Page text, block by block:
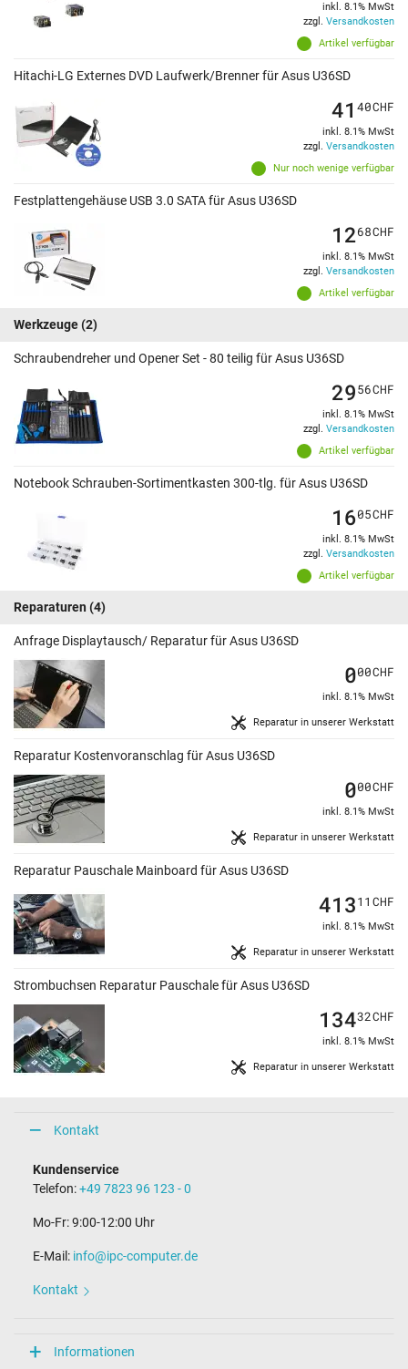
Artikel verfügbar
inkl. 8.1% MwSt
zzgl. Versandkosten
Hitachi-LG Externes DVD Laufwerk/Brenner für Asus U36SD
Nur noch wenige verfügbar
41 40CHF
inkl. 8.1% MwSt
zzgl. Versandkosten
Festplattengehäuse USB 3.0 SATA für Asus U36SD
Artikel verfügbar
1268CHF
inkl. 8.1% MwSt
zzgl. Versandkosten
Werkzeuge(2)
Schraubendreher und Opener Set - 80 teilig für Asus U36SD
Artikel verfügbar
2956CHF
inkl. 8.1% MwSt
zzgl. Versandkosten
Notebook Schrauben-Sortimentkasten 300-tlg. für Asus U36SD
Artikel verfügbar
1605CHF
inkl. 8.1% MwSt
zzgl. Versandkosten
Reparaturen (4)
Anfrage Displaytausch/ Reparatur für Asus U36SD
Reparatur in unserer Werkstatt
000CHF
inkl. 8.1% MwSt
Reparatur Kostenvoranschlag für Asus U36SD
Reparatur in unserer Werkstatt
000CHF
inkl. 8.1% MwSt
Reparatur Pauschale Mainboard für Asus U36SD
Reparatur in unserer Werkstatt
41311 CHF
inkl. 8.1% MwSt
Strombuchsen Reparatur Pauschale für Asus U36SD
Reparatur in unserer Werkstatt
13432CHF
inkl. 8.1% MwSt
Kontakt
Kundenservice
Telefon:+49 7823 96 123 - 0
Mo-Fr: 9:00-12:00 Uhr
E-Mail: info@ipc-computer.de
Kontakt
Informationen